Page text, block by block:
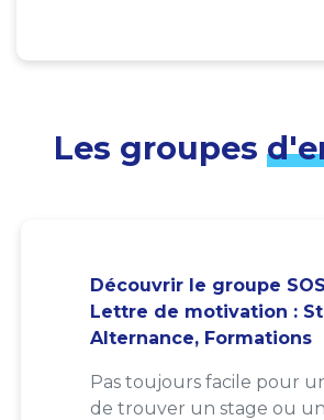
Les groupes
Découvrir le groupe
Lettre de motivation :
Alternance, Formations
Pas toujours facile pour
de trouver un stage ou